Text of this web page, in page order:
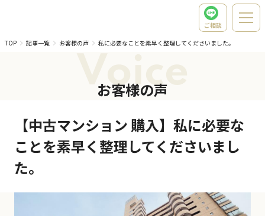
ご相談
TOP
記事一覧 お客様の声 私に必要なことを素早く整理してくださいました。
Voice
お客様の声
【中古マンション 購入】私に必要な
ことを素早く整理してくださいまし
た。